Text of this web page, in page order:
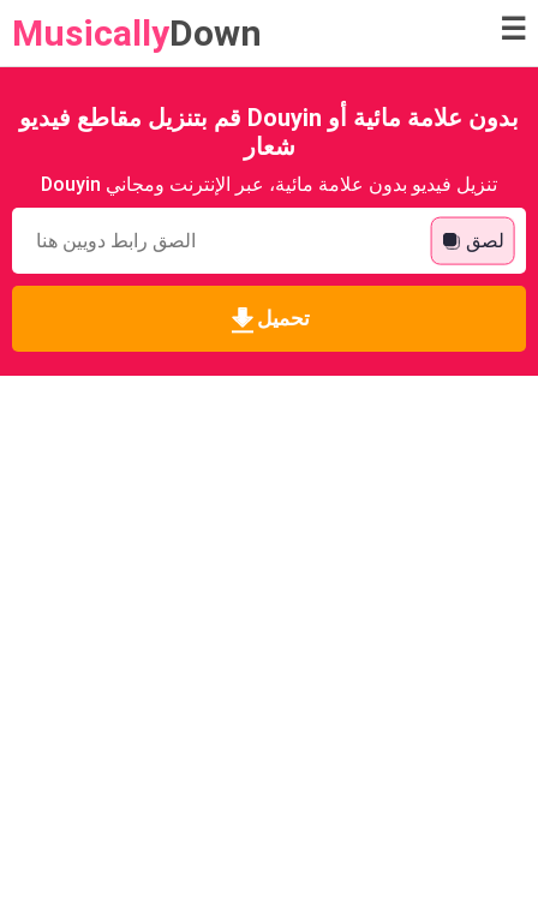
MusicallyDown ☰
قم بتنزيل مقاطع فيديو Douyin بدون علامة مائية أو
شعار
Douyin تنزيل فيديو بدون علامة مائية، عبر الإنترنت ومجاني
لصق
تحميل